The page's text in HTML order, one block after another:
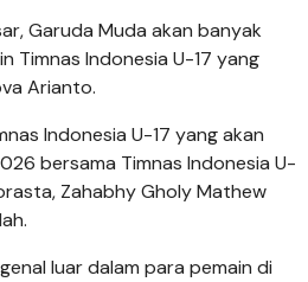
Garuda Muda akan banyak
Timnas Indonesia U-17 yang
Arianto.
Indonesia U-17 yang akan
bersama Timnas Indonesia U-
Zahabhy Gholy Mathew
luar dalam para pemain di